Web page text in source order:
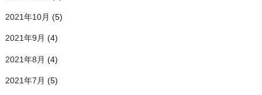
2021年10月 (5)
2021年9月 (4)
2021年8月 (4)
2021年7月 (5)